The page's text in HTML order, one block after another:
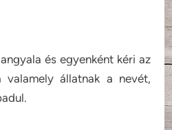
és egyenként kéri az
állatnak a nevét,